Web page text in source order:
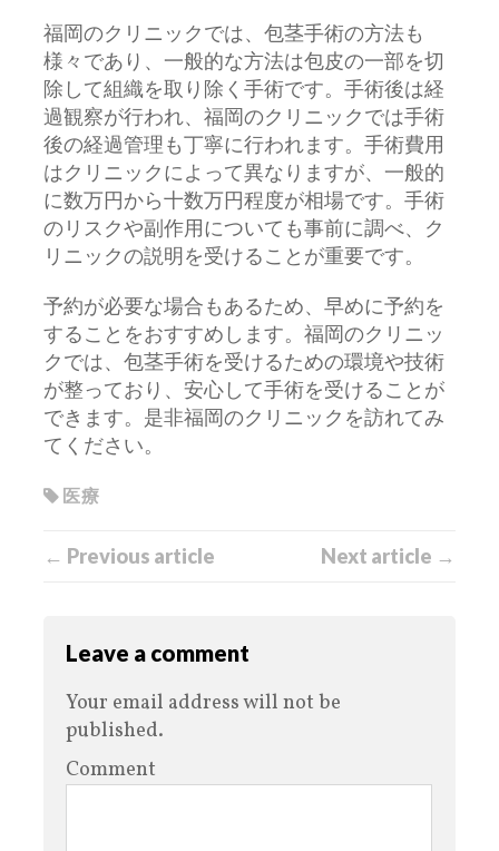
福岡のクリニックでは、包茎手術の方法も
様々であり、一般的な方法は包皮の一部を切
除して組織を取り除く手術です。手術後は経
過観察が行われ、福岡のクリニックでは手術
後の経過管理も丁寧に行われます。手術費用
はクリニックによって異なりますが、一般的
に数万円から十数万円程度が相場です。手術
のリスクや副作用についても事前に調べ、ク
リニックの説明を受けることが重要です。
予約が必要な場合もあるため、早めに予約を
することをおすすめします。福岡のクリニッ
クでは、包茎手術を受けるための環境や技術
が整っており、安心して手術を受けることが
できます。是非福岡のクリニックを訪れてみ
てください。
医療
← Previous article Next article →
Leave a comment
Your email address will not be
published.
Comment